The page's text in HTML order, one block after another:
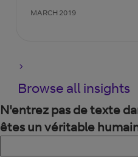
MARCH 2019
Browse all insights
N'entrez pas de texte
êtes un véritable